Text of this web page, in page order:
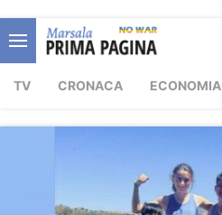
TV CRONACA ECONOMIA